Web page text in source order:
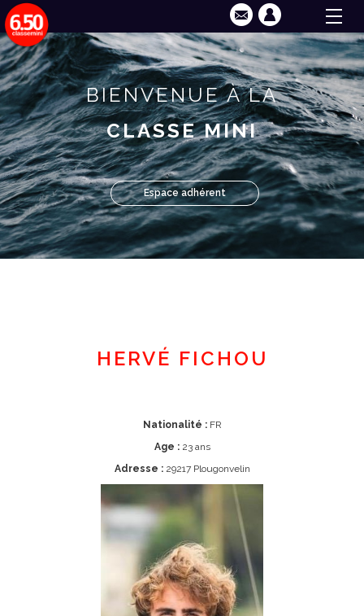
BIENVENUE À LA
CLASSE MINI
Espace adhérent
HERVÉ FICHOU
Nationalité :FR
Age :23 ans
Adresse :29217 Plougonvelin